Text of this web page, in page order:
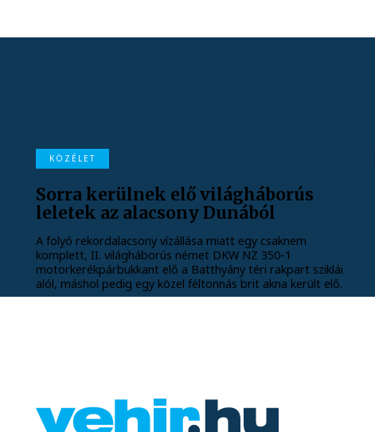
KÖZÉLET
Sorra kerülnek elő világháborús
leletek az alacsony Dunából
A folyó rekordalacsony vízállása miatt egy csaknem
komplett, II. világháborús német DKW NZ 350-1
motorkerékpárbukkant elő a Batthyány téri rakpart sziklái
alól, máshol pedig egy közel féltonnás brit akna került elő.